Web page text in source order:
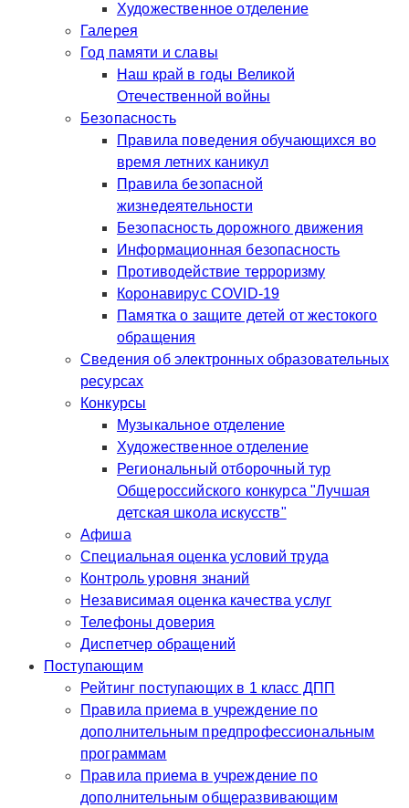
Художественное отделение
Галерея
Год памяти и славы
Наш край в годы Великой
Отечественной войны
Безопасность
Правила поведения обучающихся во
время летних каникул
Правила безопасной
жизнедеятельности
Безопасность дорожного движения
Информационная безопасность
Противодействие терроризму
Коронавирус COVID-19
Памятка о защите детей от жестокого
обращения
Сведения об электронных образовательных
ресурсах
Конкурсы
Музыкальное отделение
Художественное отделение
Региональный отборочный тур
Общероссийского конкурса "Лучшая
детская школа искусств"
Афиша
Специальная оценка условий труда
Контроль уровня знаний
Независимая оценка качества услуг
Телефоны доверия
Диспетчер обращений
Поступающим
Рейтинг поступающих в 1 класс ДПП
Правила приема в учреждение по
дополнительным предпрофессиональным
программам
Правила приема в учреждение по
дополнительным общеразвивающим